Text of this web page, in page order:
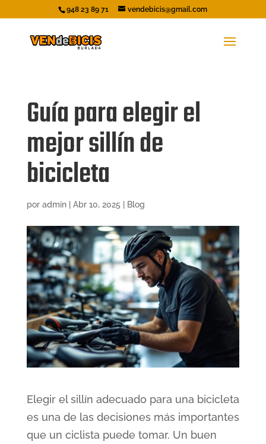
948 23 89 71 vendebicis@gmail.com
Guía para elegir el
mejor sillín de
bicicleta
por admin| Abr 10, 2025 Blog
Elegir el sillín adecuado para una bicicleta
es una de las decisiones más importantes
que un ciclista puede tomar. Un buen